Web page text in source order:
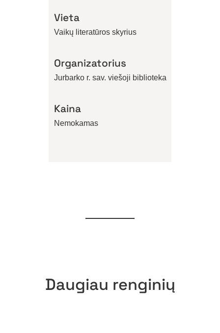
Vieta
Vaikų literatūros skyrius
Organizatorius
Jurbarko r. sav. viešoji biblioteka
Kaina
Nemokamas
Daugiau renginių